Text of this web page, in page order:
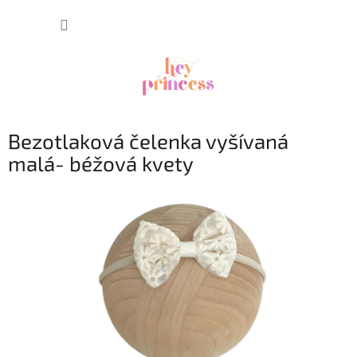
Bezotlaková čelenka vyšívaná
malá- béžová kvety